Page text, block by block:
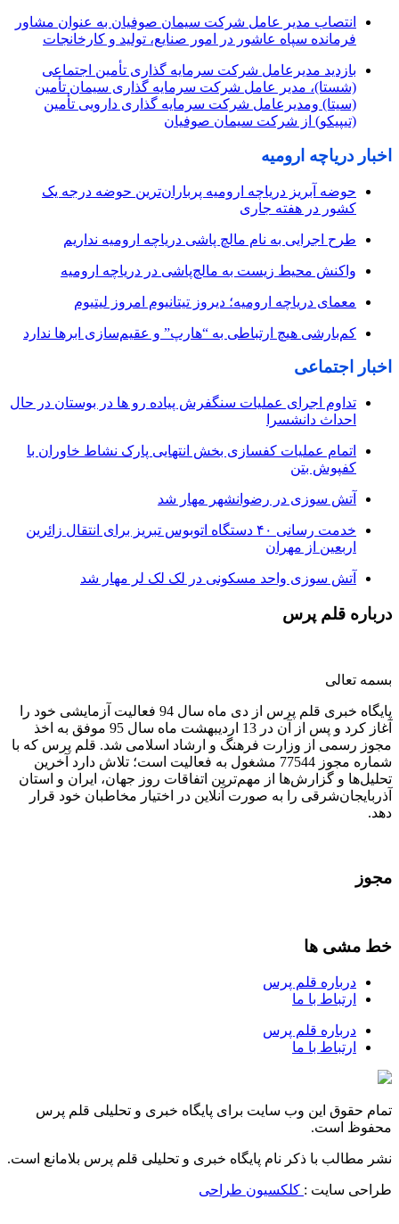
انتصاب مدیر عامل شرکت سیمان صوفیان به عنوان مشاور
فرمانده سپاه عاشور در امور صنایع، تولید و کارخانجات
بازدید مدیرعامل شرکت سرمایه گذاری تأمین اجتماعی
(شستا)، مدیر عامل شرکت سرمایه گذاری سیمان تأمین
(سیتا) ومدیرعامل شرکت سرمایه گذاری دارویی تأمین
(تیپیکو) از شرکت سیمان صوفیان
اخبار دریاچه ارومیه
حوضه آبریز دریاچه ارومیه پرباران‌ترین حوضه‌ درجه یک
کشور در هفته جاری
طرح اجرایی به نام مالچ پاشی دریاچه ارومیه نداریم
واکنش محیط زیست به مالچ‌پاشی در دریاچه ارومیه
معمای دریاچه ارومیه؛ دیروز تیتانیوم امروز لیتیوم
کم‌بارشی هیچ ارتباطی به “هارپ” و عقیم‌سازی ابرها ندارد
اخبار اجتماعی
تداوم اجرای عملیات سنگفرش پیاده رو ها در بوستان در حال
احداث دانشسرا
اتمام عملیات کفسازی بخش انتهایی پارک نشاط خاوران با
کفپوش بتن
آتش سوزی در رضوانشهر مهار شد
خدمت رسانی ۴۰ دستگاه اتوبوس تبریز برای انتقال زائرین
اربعین از مهران
آتش سوزی واحد مسکونی در لک لک لر مهار شد
درباره قلم پرس
بسمه تعالی
پایگاه خبری قلم پرس از دی ماه سال 94 فعالیت آزمایشی خود را
آغاز کرد و پس از آن در 13 اردیبهشت ماه سال 95 موفق به اخذ
مجوز رسمی از وزارت فرهنگ و ارشاد اسلامی شد. قلم پرس که با
شماره مجوز 77544 مشغول به فعالیت است؛ تلاش دارد آخرین
تحلیل‌ها و گزارش‌ها از مهم‌ترین اتفاقات روز جهان، ایران و استان
آذربایجان‌شرقی را به صورت آنلاین در اختیار مخاطبان خود قرار
دهد.
مجوز
خط مشی ها
درباره قلم پرس
ارتباط با ما
درباره قلم پرس
ارتباط با ما
تمام حقوق این وب سایت برای پایگاه خبری و تحلیلی قلم پرس
محفوظ است.
نشر مطالب با ذکر نام پایگاه خبری و تحلیلی قلم پرس بلامانع است.
طراحی سایت : کلکسیون طراحی